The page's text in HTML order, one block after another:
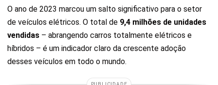
O ano de 2023 marcou um salto significativo para o setor
de veículos elétricos. O total de 9,4 milhões de unidades
vendidas – abrangendo carros totalmente elétricos e
híbridos – é um indicador claro da crescente adoção
desses veículos em todo o mundo.